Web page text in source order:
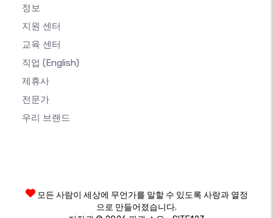
정보
지원 센터
교육 센터
직업 (English)
제휴사
전문가
우리 브랜드
모든 사람이 세상에 무언가를 말할 수 있도록 사랑과 열정
으로 만들어졌습니다.